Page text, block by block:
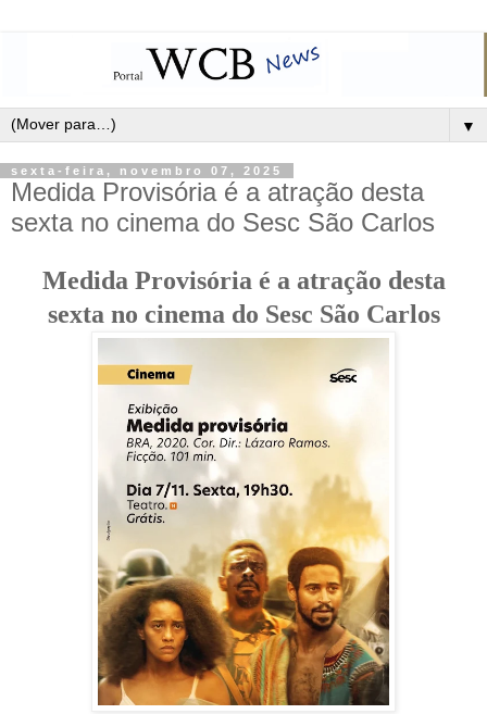
▼
sexta-feira, novembro 07, 2025
Medida Provisória é a atração desta
sexta no cinema do Sesc São Carlos
Medida Provisória é a atração desta
sexta no cinema do Sesc São Carlos